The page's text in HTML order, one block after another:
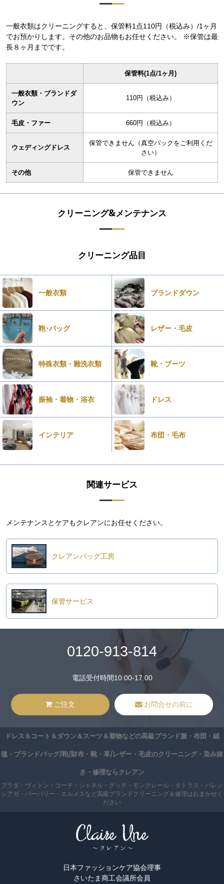
一般衣類はクリーニングすると、保管料1点110円（税込み）/1ヶ月
でお預かりします。その他のお品物もお任せください。 ※保管は最
長８ヶ月までです。
保管料(1点/1ヶ月)
一般衣類・ブランドダ
ウン
110円（税込み）
毛皮・ファー 660円（税込み）
ウェディングドレス
保管できません（真空パックをご利用くだ
さい）
その他 保管できません
クリーニング&メンテナンス
クリーニング品目
一般衣類 ブランドダウン
鞄･バッグ レザー・毛皮
特殊衣類・難洗衣類 靴・ブーツ
振袖・着物・浴衣 ドレス
インテリア 布団・毛布
関連サービス
メンテナンスとケアもクレアンにお任せください。
クレアンバッグ工房
保管サービス
0120-913-814
電話受付時間10:00-17:00
ご注文 お問合せの前に
ドレス＆コート＆ダウン＆スーツ＆着物などの高級ブランド服・布団・絨
毯・ブランドバッグ/鞄/財布・靴・革/レザー・毛皮のクリーニング・染み抜
き・修理ならクレアン
プラダ・ヴィトン・コーチ・シャネル・グッチ・モンクレール・タトラス・バレン
シアガ・バーバリー・エルメスなど高級ブランドクリーニング＆修理はおまかせく
ださい
日本ファッションケア協会理事
さいたま商工会議所会員